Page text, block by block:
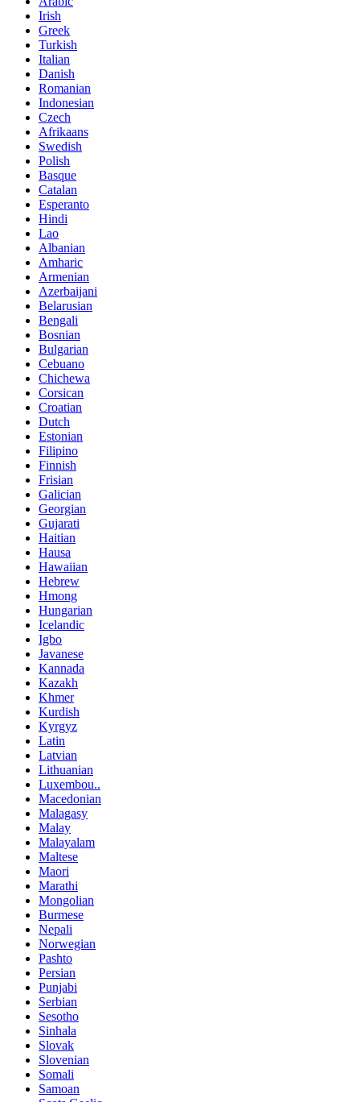
Irish
Greek
Turkish
Italian
Danish
Romanian
Indonesian
Czech
Afrikaans
Swedish
Polish
Basque
Catalan
Esperanto
Hindi
Lao
Albanian
Amharic
Armenian
Azerbaijani
Belarusian
Bengali
Bosnian
Bulgarian
Cebuano
Chichewa
Corsican
Croatian
Dutch
Estonian
Filipino
Finnish
Frisian
Galician
Georgian
Gujarati
Haitian
Hausa
Hawaiian
Hebrew
Hmong
Hungarian
Icelandic
Igbo
Javanese
Kannada
Kazakh
Khmer
Kurdish
Kyrgyz
Latin
Latvian
Lithuanian
Luxembou..
Macedonian
Malagasy
Malay
Malayalam
Maltese
Maori
Marathi
Mongolian
Burmese
Nepali
Norwegian
Pashto
Persian
Punjabi
Serbian
Sesotho
Sinhala
Slovak
Slovenian
Somali
Samoan